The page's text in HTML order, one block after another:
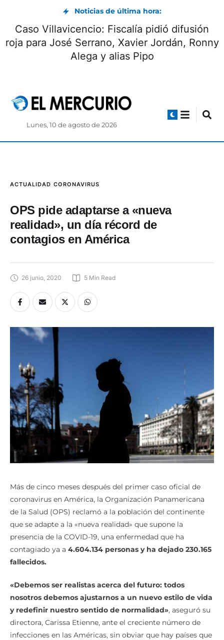
Noticias de última hora:
cadáveres hallados en Pucará estaban
dos fosas comunes junto a una mina
ilegal
roja
Lunes, 10 de agosto de 2026
ACTUALIDAD CORONAVIRUS
OPS pide adaptarse a «nueva
realidad», un día récord de
contagios en América
26 junio, 2020 5 Min Read
Más de cinco meses después del primer caso oficial de
coronavirus en América, la Organización Panamericana
de la Salud (OPS) reclamó a la población del continente
que se adapte a la «nueva realidad» que supone la
presencia de la COVID-19, una enfermedad que ha
contagiado ya a 4.604.134 personas y ha dejado 230.165
fallecidos.
«Debemos ser realistas acerca del futuro: todos
nosotros debemos ajustarnos a un nuevo estilo de vida
y redefinir nuestro sentido de normalidad», aseguró su
directora, Carissa Etienne, ante el creciente número de
infecciones en las Américas, sin obviar que hay países que